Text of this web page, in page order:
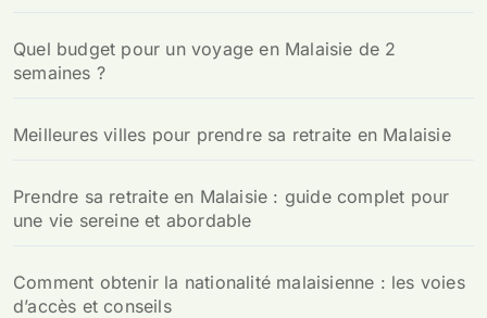
Quel budget pour un voyage en Malaisie de 2
semaines ?
Meilleures villes pour prendre sa retraite en Malaisie
Prendre sa retraite en Malaisie : guide complet pour
une vie sereine et abordable
Comment obtenir la nationalité malaisienne : les voies
d’accès et conseils